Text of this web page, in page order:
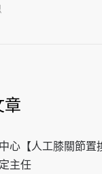
章
心【人工膝關節置
主任